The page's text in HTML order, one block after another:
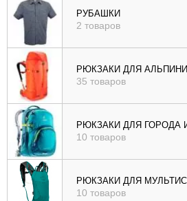
РУБАШКИ
2 товаров
РЮКЗАКИ ДЛЯ
35 товаров
РЮКЗАКИ ДЛЯ ГОРОДА
10 товаров
РЮКЗАКИ ДЛЯ
10 товаров